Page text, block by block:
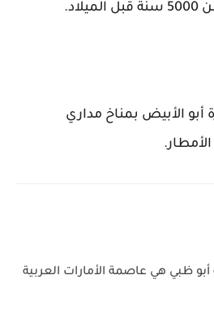
أبو الأبيض بمناخ مداري
أبو ظبي هي عاصمة الأمارات العربية